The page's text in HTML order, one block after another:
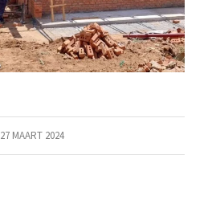
27 MAART 2024